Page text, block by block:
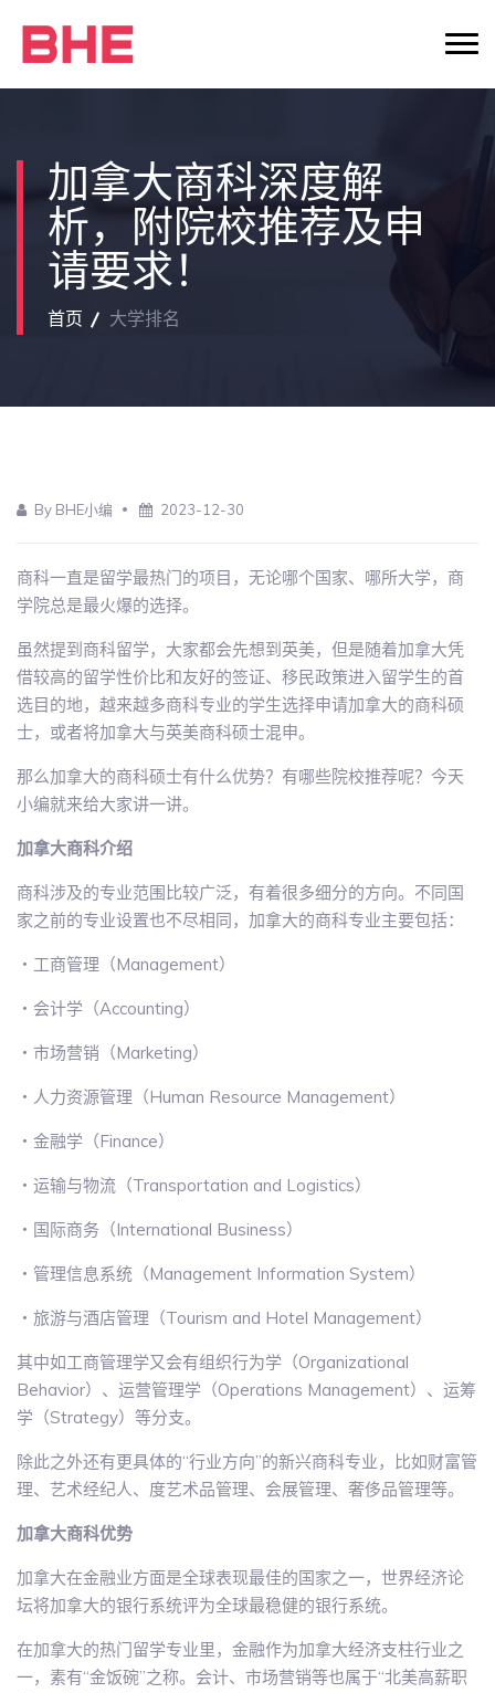
加拿大商科深度解
析，附院校推荐及申
请要求！
首页 大学排名
By BHE小编 2023-12-30
商科一直是留学最热门的项目，无论哪个国家、哪所大学，商
学院总是最火爆的选择。
虽然提到商科留学，大家都会先想到英美，但是随着加拿大凭
借较高的留学性价比和友好的签证、移民政策进入留学生的首
选目的地，越来越多商科专业的学生选择申请加拿大的商科硕
士，或者将加拿大与英美商科硕士混申。
那么加拿大的商科硕士有什么优势？有哪些院校推荐呢？今天
小编就来给大家讲一讲。
加拿大商科介绍
商科涉及的专业范围比较广泛，有着很多细分的方向。不同国
家之前的专业设置也不尽相同，加拿大的商科专业主要包括：
・工商管理（Management）
・会计学（Accounting）
・市场营销（Marketing）
・人力资源管理（Human Resource Management）
・金融学（Finance）
・运输与物流（Transportation and Logistics）
・国际商务（International Business）
・管理信息系统（Management Information System）
・旅游与酒店管理（Tourism and Hotel Management）
其中如工商管理学又会有组织行为学（Organizational
Behavior）、运营管理学（Operations Management）、运筹
学（Strategy）等分支。
除此之外还有更具体的“行业方向”的新兴商科专业，比如财富管
理、艺术经纪人、度艺术品管理、会展管理、奢侈品管理等。
加拿大商科优势
加拿大在金融业方面是全球表现最佳的国家之一，世界经济论
坛将加拿大的银行系统评为全球最稳健的银行系统。
在加拿大的热门留学专业里，金融作为加拿大经济支柱行业之
一，素有“金饭碗”之称。会计、市场营销等也属于“北美高薪职